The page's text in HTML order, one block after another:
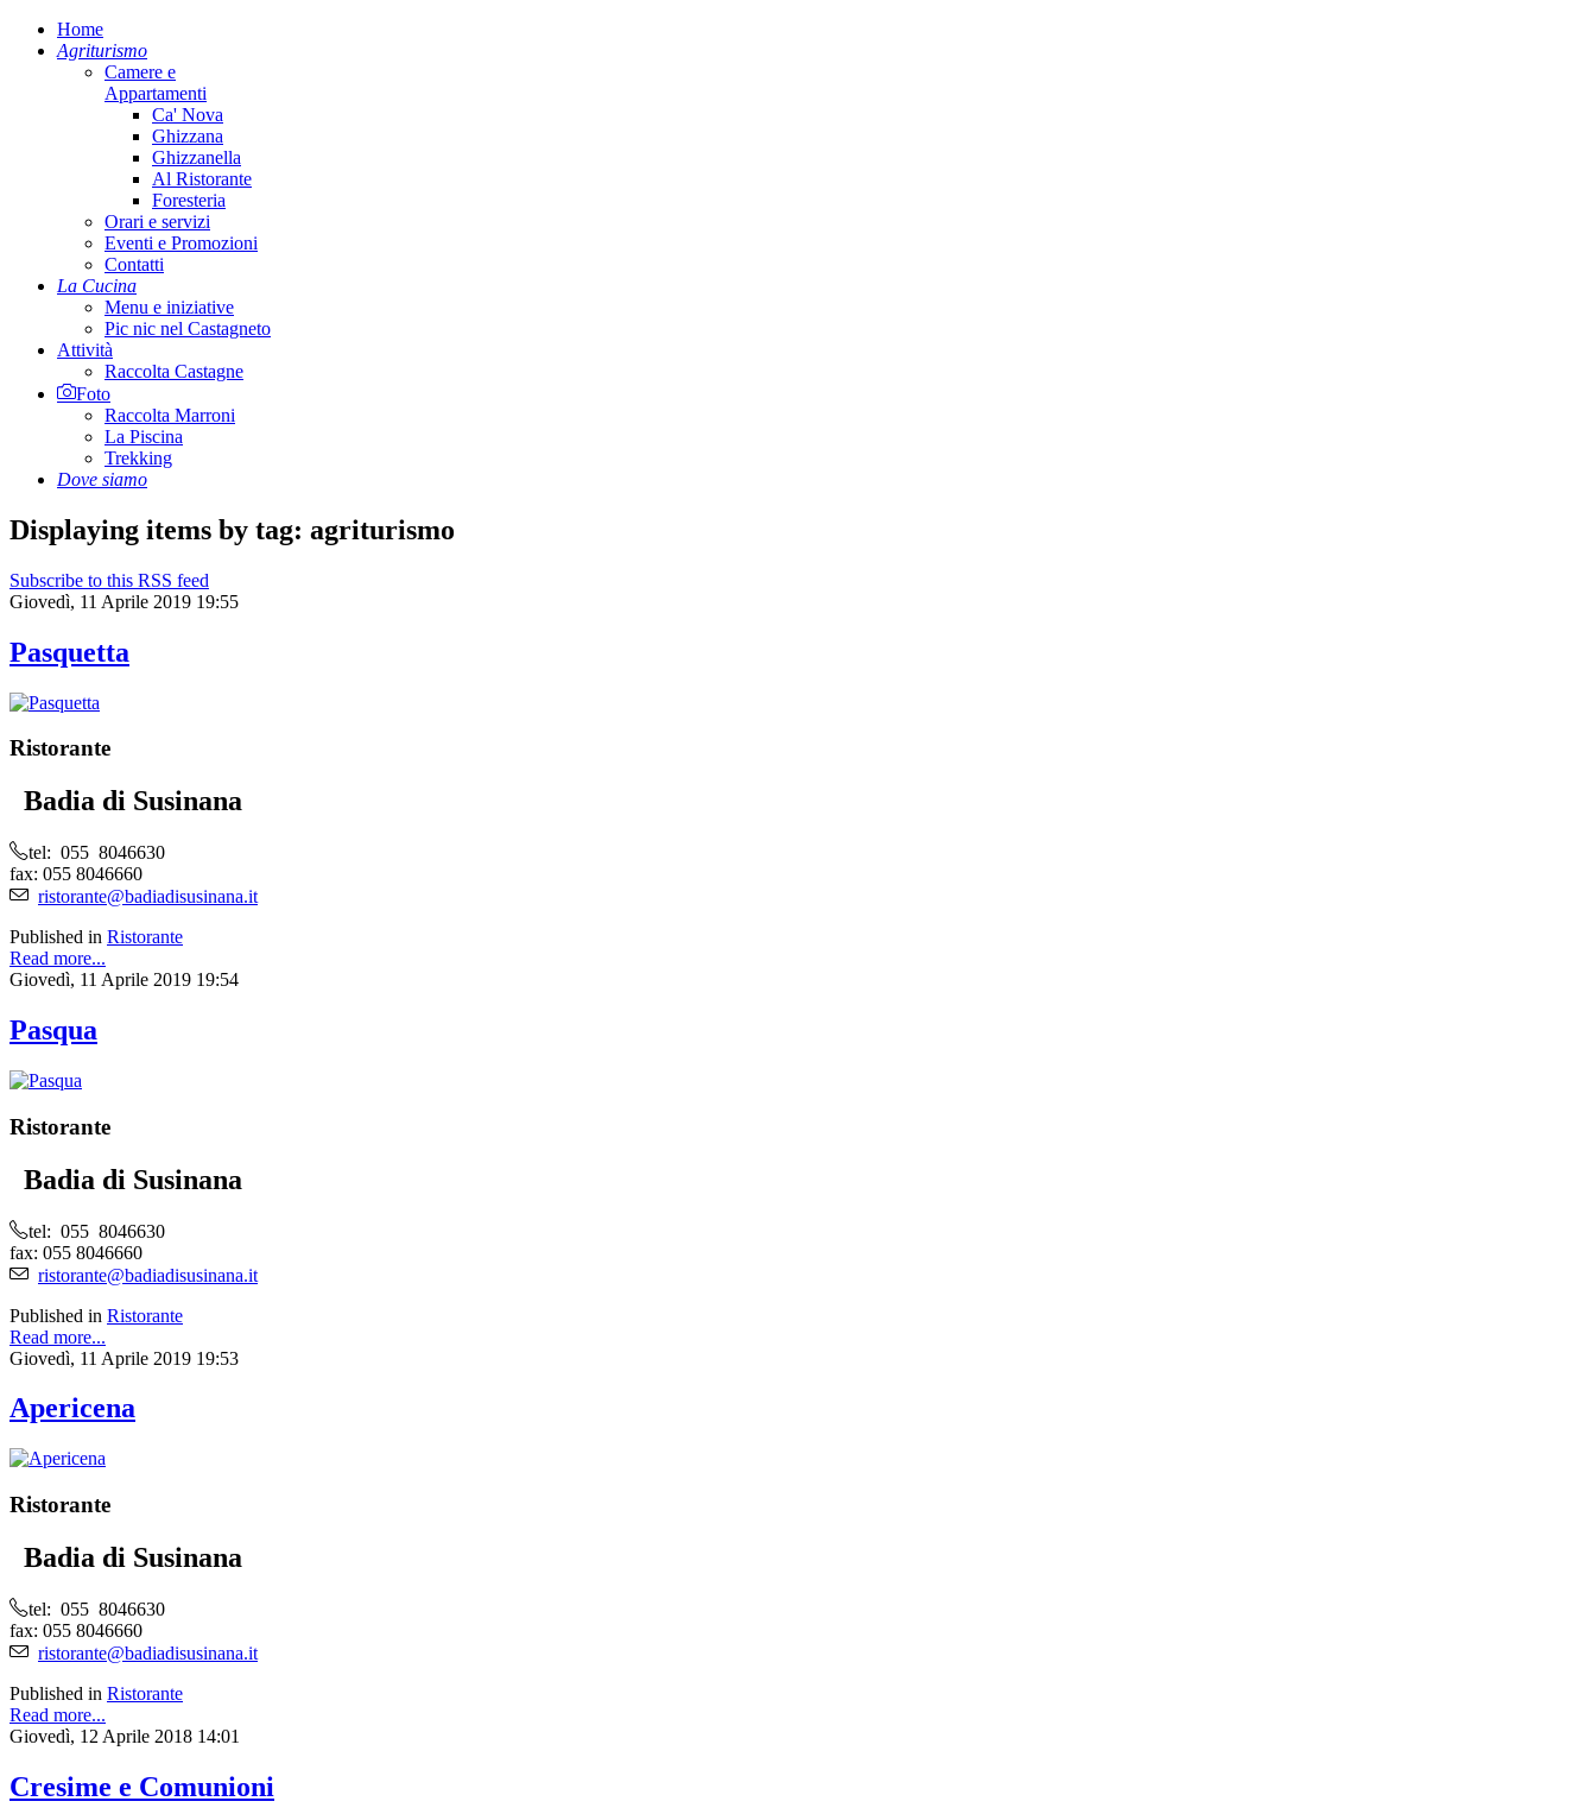
Home
Agriturismo
Camere e
Appartamenti
Ca' Nova
Ghizzana
Ghizzanella
Al Ristorante
Foresteria
Orari e servizi
Eventi e Promozioni
Contatti
La Cucina
Menu e iniziative
Pic nic nel Castagneto
Attività
Raccolta Castagne
Foto
Raccolta Marroni
La Piscina
Trekking
Dove siamo
Displaying items by tag: agriturismo
Subscribe to this RSS feed
Giovedì, 11 Aprile 2019 19:55
Pasquetta
Ristorante
Badia di Susinana
tel: 055 8046630
fax: 055 8046660
ristorante@badiadisusinana.it
Published in Ristorante
Read more...
Giovedì, 11 Aprile 2019 19:54
Pasqua
Ristorante
Badia di Susinana
tel: 055 8046630
fax: 055 8046660
ristorante@badiadisusinana.it
Published in Ristorante
Read more...
Giovedì, 11 Aprile 2019 19:53
Apericena
Ristorante
Badia di Susinana
tel: 055 8046630
fax: 055 8046660
ristorante@badiadisusinana.it
Published in Ristorante
Read more...
Giovedì, 12 Aprile 2018 14:01
Cresime e Comunioni